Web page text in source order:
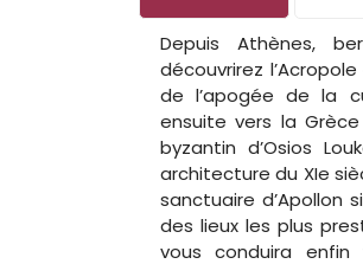
Depuis Athènes,
découvrirez
de l’apogée de la
ensuite vers la
byzantin d’Osios
architecture du XIe
sanctuaire d’Apollon
des lieux les plus
vous conduira enfin